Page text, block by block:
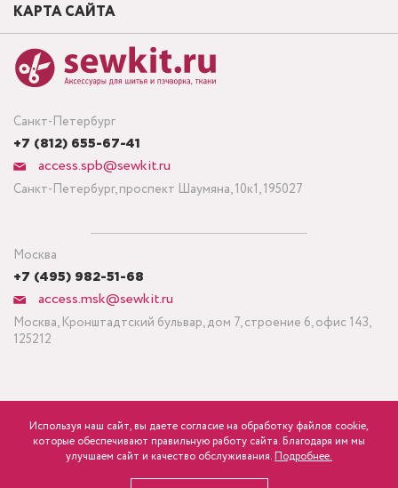
розница Минимальный заказ ткани от 3 метров
Санкт-Петербург
+7 (812) 655-67-41
access.spb@sewkit.ru
Санкт-Петербург, проспект Шаумяна, 10к1, 195027
Москва
+7 (495) 982-51-68
access.msk@sewkit.ru
Москва, Кронштадтский бульвар, дом 7, строение 6, офис 143,
125212
КАРТА САЙТА
Политика конфиденциальности
ПОДПИСАТЬСЯ НА НОВОСТИ
Используя наш сайт, вы даете согласие на обработку файлов cookie,
которые обеспечивают правильную работу сайта. Благодаря им мы
улучшаем сайт и качество обслуживания. Подробнее.